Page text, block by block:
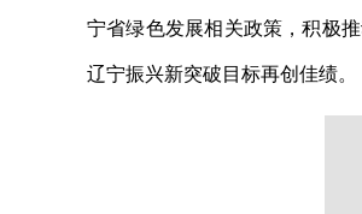
宁省绿色发展相关政策，积极
辽宁振兴新突破目标再创佳绩。